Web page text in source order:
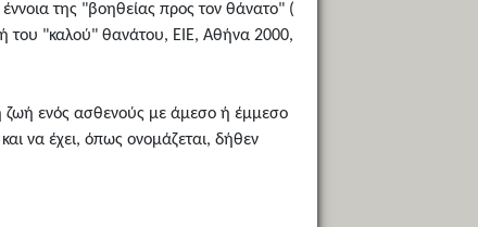
της "βοηθείας προς τον θάνατο" (
του "καλού" θανάτου, ΕΙΕ, Αθήνα 2000,
ζωή ενός ασθενούς με άμεσο ή έμμεσο
να έχει, όπως ονομάζεται, δήθεν